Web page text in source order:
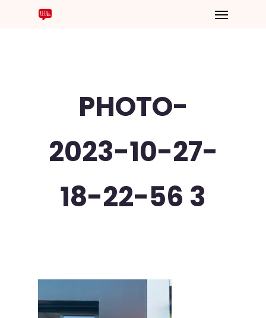
PHOTO-
2023-10-27-
18-22-56 3